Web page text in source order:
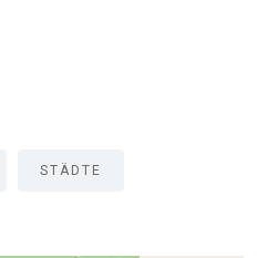
STÄDTE